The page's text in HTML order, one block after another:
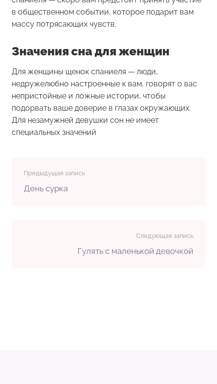
в общественном событии, которое подарит вам
массу потрясающих чувств.
Значения сна для женщин
Для женщины щенок спаниеля — люди,
недружелюбно настроенные к вам, говорят о вас
непристойные и ложные истории, чтобы
подорвать ваше доверие в глазах окружающих.
Для незамужней девушки сон не имеет
специальных значений
Предыдущая запись
День сурка
Следующая запись
Гулять с маленькой девочкой